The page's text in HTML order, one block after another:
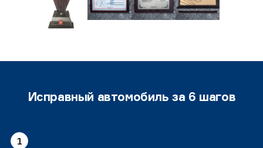
Исправный автомобиль за 6 шагов
1